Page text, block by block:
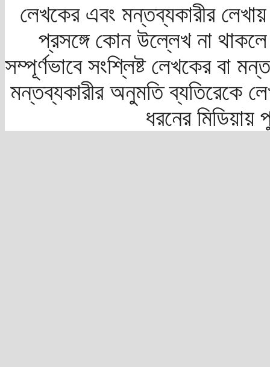
লেখকের এবং মন্তব্যকারীর
প্রসঙ্গে কোন উল্লেখ না
সম্পূর্ণভাবে সংশ্লিষ্ট লেখকের বা
মন্তব্যকারীর অনুমতি ব্যতিরেকে
ধরনের মিডিয়ায়